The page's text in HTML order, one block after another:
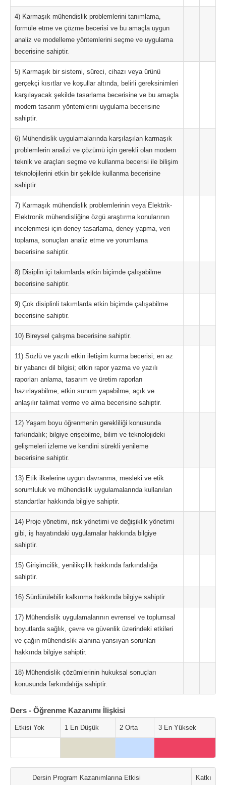
4) Karmaşık mühendislik problemlerini tanımlama,
formüle etme ve çözme becerisi ve bu amaçla uygun
analiz ve modelleme yöntemlerini seçme ve uygulama
becerisine sahiptir.
5) Karmaşık bir sistemi, süreci, cihazı veya ürünü
gerçekçi kısıtlar ve koşullar altında, belirli gereksinimleri
karşılayacak şekilde tasarlama becerisine ve bu amaçla
modern tasarım yöntemlerini uygulama becerisine
sahiptir.
6) Mühendislik uygulamalarında karşılaşılan karmaşık
problemlerin analizi ve çözümü için gerekli olan modern
teknik ve araçları seçme ve kullanma becerisi ile bilişim
teknolojilerini etkin bir şekilde kullanma becerisine
sahiptir.
7) Karmaşık mühendislik problemlerinin veya Elektrik-
Elektronik mühendisliğine özgü araştırma konularının
incelenmesi için deney tasarlama, deney yapma, veri
toplama, sonuçları analiz etme ve yorumlama
becerisine sahiptir.
8) Disiplin içi takımlarda etkin biçimde çalışabilme
becerisine sahiptir.
9) Çok disiplinli takımlarda etkin biçimde çalışabilme
becerisine sahiptir.
10) Bireysel çalışma becerisine sahiptir.
11) Sözlü ve yazılı etkin iletişim kurma becerisi; en az
bir yabancı dil bilgisi; etkin rapor yazma ve yazılı
raporları anlama, tasarım ve üretim raporları
hazırlayabilme, etkin sunum yapabilme, açık ve
anlaşılır talimat verme ve alma becerisine sahiptir.
12) Yaşam boyu öğrenmenin gerekliliği konusunda
farkındalık; bilgiye erişebilme, bilim ve teknolojideki
gelişmeleri izleme ve kendini sürekli yenileme
becerisine sahiptir.
13) Etik ilkelerine uygun davranma, mesleki ve etik
sorumluluk ve mühendislik uygulamalarında kullanılan
standartlar hakkında bilgiye sahiptir.
14) Proje yönetimi, risk yönetimi ve değişiklik yönetimi
gibi, iş hayatındaki uygulamalar hakkında bilgiye
sahiptir.
15) Girişimcilik, yenilikçilik hakkında farkındalığa
sahiptir.
16) Sürdürülebilir kalkınma hakkında bilgiye sahiptir.
17) Mühendislik uygulamalarının evrensel ve toplumsal
boyutlarda sağlık, çevre ve güvenlik üzerindeki etkileri
ve çağın mühendislik alanına yansıyan sorunları
hakkında bilgiye sahiptir.
18) Mühendislik çözümlerinin hukuksal sonuçları
konusunda farkındalığa sahiptir.
Ders - Öğrenme Kazanımı İlişkisi
Etkisi Yok 1 En Düşük 2 Orta 3 En Yüksek
Dersin Program Kazanımlarına Etkisi
Katkı